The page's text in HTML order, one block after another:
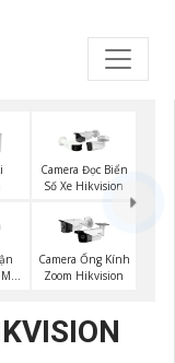
Camera Đọc Biển
Số Xe Hikvision
Camera Ống Kính
Zoom Hikvision